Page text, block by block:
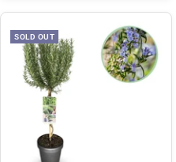
SOLD OUT